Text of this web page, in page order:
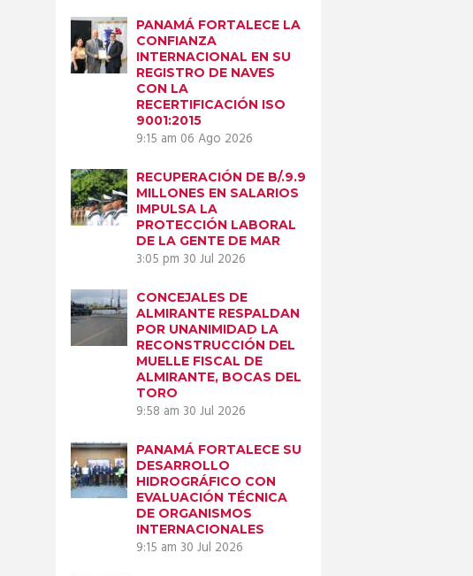
PANAMÁ FORTALECE LA
CONFIANZA
INTERNACIONAL EN SU
REGISTRO DE NAVES
CON LA
RECERTIFICACIÓN ISO
9001:2015
9:15 am 06 Ago 2026
RECUPERACIÓN DE B/.9.9
MILLONES EN SALARIOS
IMPULSA LA
PROTECCIÓN LABORAL
DE LA GENTE DE MAR
3:05 pm 30 Jul 2026
CONCEJALES DE
ALMIRANTE RESPALDAN
POR UNANIMIDAD LA
RECONSTRUCCIÓN DEL
MUELLE FISCAL DE
ALMIRANTE, BOCAS DEL
TORO
9:58 am 30 Jul 2026
PANAMÁ FORTALECE SU
DESARROLLO
HIDROGRÁFICO CON
EVALUACIÓN TÉCNICA
DE ORGANISMOS
INTERNACIONALES
9:15 am 30 Jul 2026